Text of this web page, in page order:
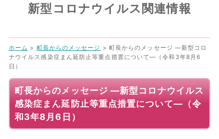
新型コロナウイルス関連情報
ホーム > 町長からのメッセージ > 町長からのメッセージ ―新型コロ
ナウイルス感染症まん延防止等重点措置について―（令和3年8月6
日）
町長からのメッセージ ―新型コロナウイルス
感染症まん延防止等重点措置について―（令
和3年8月6日）